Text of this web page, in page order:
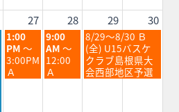
2026
27 28 29 30
木
曜
日,
8
月
1:00
PM ～
3:00PM
Ａ
金
曜
日,
8
月
9:00
AM ～
12:00
Ａ
土
曜
日,
8
月
8/29～8/30 Ｂ
(全) U15バスケ
クラブ島根県大
会西部地区予選